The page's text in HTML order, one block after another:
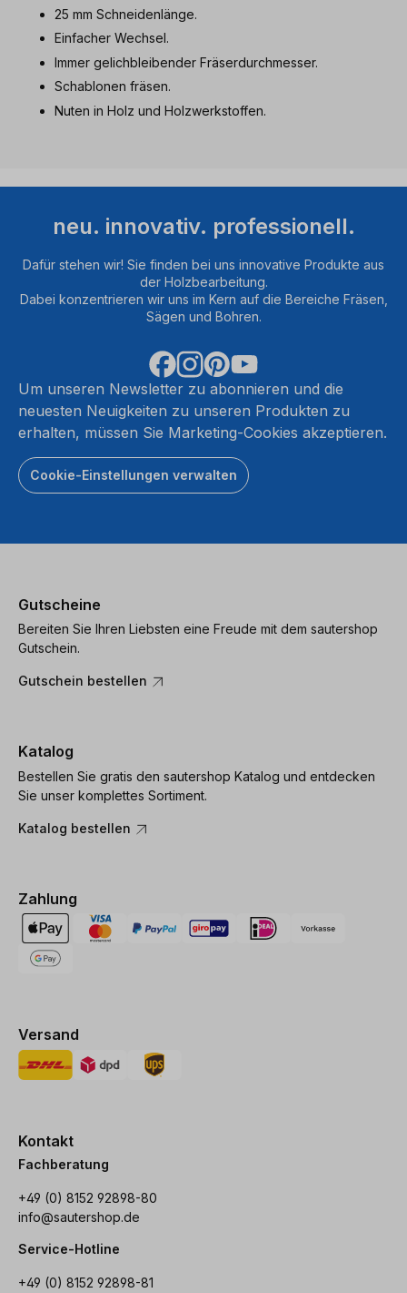
25 mm Schneidenlänge.
Einfacher Wechsel.
Immer gelichbleibender Fräserdurchmesser.
Schablonen fräsen.
Nuten in Holz und Holzwerkstoffen.
neu. innovativ. professionell.
Dafür stehen wir! Sie finden bei uns innovative Produkte aus
der Holzbearbeitung.
Dabei konzentrieren wir uns im Kern auf die Bereiche Fräsen,
Sägen und Bohren.
Um unseren Newsletter zu abonnieren und die
neuesten Neuigkeiten zu unseren Produkten zu
erhalten, müssen Sie Marketing-Cookies akzeptieren.
Cookie-Einstellungen verwalten
Gutscheine
Bereiten Sie Ihren Liebsten eine Freude mit dem sautershop
Gutschein.
Gutschein bestellen
Katalog
Bestellen Sie gratis den sautershop Katalog und entdecken
Sie unser komplettes Sortiment.
Katalog bestellen
Zahlung
Versand
Kontakt
Fachberatung
+49 (0) 8152 92898-80
info@sautershop.de
Service-Hotline
+49 (0) 8152 92898-81